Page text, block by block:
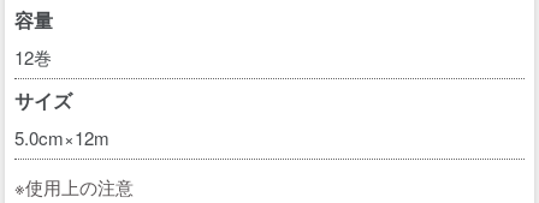
容量
12巻
サイズ
5.0cm×12m
※使用上の注意